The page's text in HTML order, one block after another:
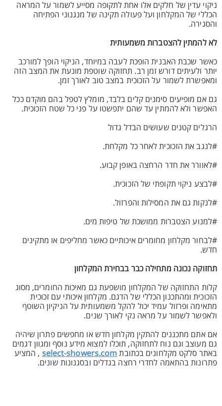
ניקוי עדין של חלקים אלו אחת לתקופה מסייע לשמור על המראה
הכללי של המקלחון ועל פעולה תקינה של מנגנוני הפתיחה
והסגירה.
לא להמתין להצטברות משמעותית
כאשר שכבת האבנית הופכת לעבה במיוחד, הניקוי הופך למורכב
יותר ולעיתים דורש זמן רב. תחזוקה שוטפת מונעת את המצב הזה
ומאפשרת לשמור על הזכוכית במצב טוב לאורך זמן.
גם אם מופיעים סימנים קלים בלבד, מומלץ לטפל בהם מוקדם ככל
האפשר ולא להמתין עד שהם יתפשטו על פני כל שטח הזכוכית.
הרגלים קטנים שעושים הבדל גדול
#לנגב את הזכוכית לאחר כל מקלחת.
#לאוורר את חדר הרחצה באופן קבוע.
#לבצע ניקוי תקופתי של הזכוכית.
#לנקות גם את המסילות והפרזול.
#למנוע הצטברות ממושכת של טיפות מים.
#לבחור מקלחון מחומרים איכותיים כאשר מחליפים או מתקינים
חדש.
תחזוקה נכונה מתחילה כבר בבחירת המקלחון
קלות התחזוקה של המקלחון מושפעת גם מאיכות החומרים, מסוג
הזכוכית ומהתכנון הכללי של הדגם. מקלחון איכותי עם זכוכית
מתאימה ופרזול עמיד יכול להקל משמעותית על הניקיון השוטף
ולאפשר לשמור על מראה נקי לאורך שנים.
אם אתם מתכננים להתקין מקלחון חדש או מחפשים פתרון שיהיה
גם מעוצב וגם נוח לתחזוקה, תוכלו למצוא מידע נוסף ומגוון דגמים
באתר סלקט מקלחונים בכתובת select-showers.com , המציע
פתרונות בהתאמה לחדרי רחצה בגדלים ובסגנונות שונים.